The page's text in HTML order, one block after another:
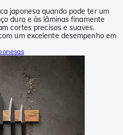
japonesa quando pode ter um
duro e às lâminas finamente
cortes precisos e suaves.
um excelente desempenho em